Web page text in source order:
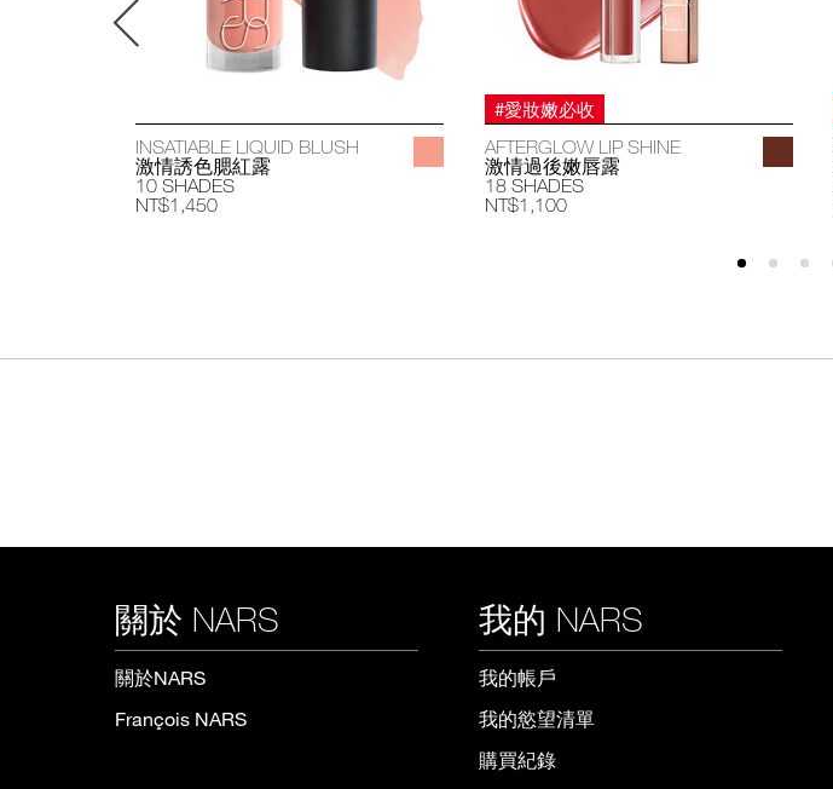
INSATIABLE LIQUID BLUSH
激情誘色腮紅露
10 SHADES
NT$1,450
#愛妝嫩必收
AFTERGLOW LIP SHINE
激情過後嫩唇露
18 SHADES
NT$1,100
關於 NARS
關於NARS
François NARS
我的 NARS
我的帳戶
我的慾望清單
購買紀錄